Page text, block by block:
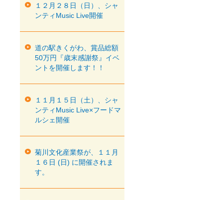
１２月２８日（日）、シャ
ンティMusic Live開催
道の駅きくがわ、賞品総額
50万円『歳末感謝祭』イベ
ントを開催します！！
１１月１５日（土）、シャ
ンティMusic Live×フードマ
ルシェ開催
菊川文化産業祭が、１１月
１６日 (日) に開催されま
す。